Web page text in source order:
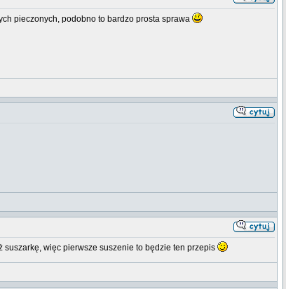
pieczonych, podobno to bardzo prosta sprawa
więc pierwsze suszenie to będzie ten przepis